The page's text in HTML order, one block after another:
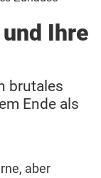
Ihre
brutales
Ende als
aber